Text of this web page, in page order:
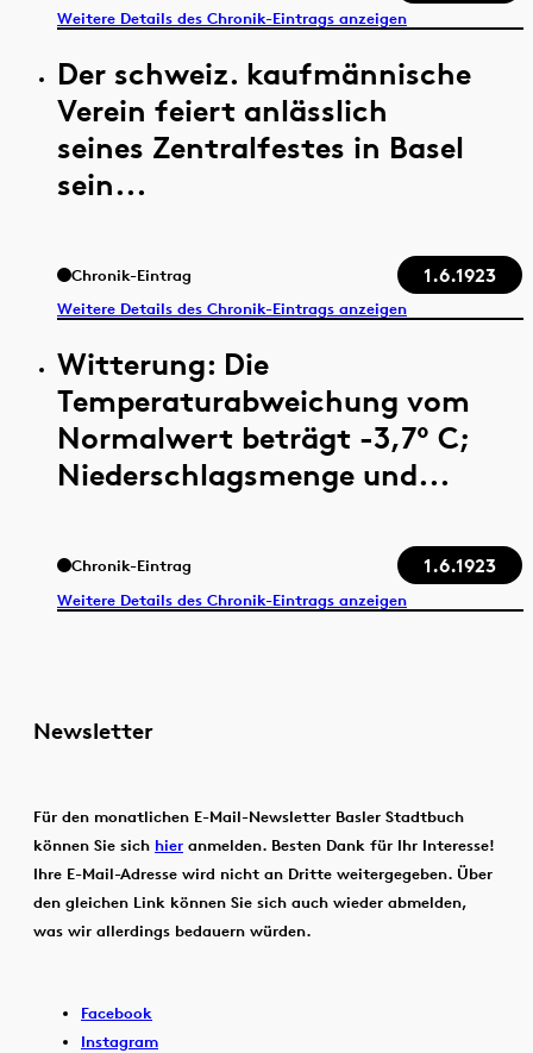
Weitere Details des Chronik-Eintrags anzeigen
Der schweiz. kaufmännische
Verein feiert anlässlich
seines Zentralfestes in Basel
sein...
Chronik-Eintrag 1.6.1923
Weitere Details des Chronik-Eintrags anzeigen
Witterung: Die
Temperaturabweichung vom
Normalwert beträgt -3,7° C;
Niederschlagsmenge und...
Chronik-Eintrag 1.6.1923
Weitere Details des Chronik-Eintrags anzeigen
Newsletter
Für den monatlichen E-Mail-Newsletter Basler Stadtbuch
können Sie sich hier anmelden. Besten Dank für Ihr Interesse!
Ihre E-Mail-Adresse wird nicht an Dritte weitergegeben. Über
den gleichen Link können Sie sich auch wieder abmelden,
was wir allerdings bedauern würden.
Facebook
Instagram